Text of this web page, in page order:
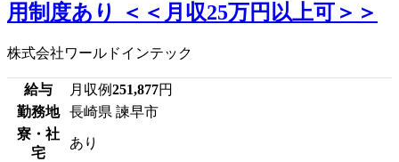
用制度あり ＜＜月収25万円以上可＞＞
株式会社ワールドインテック
給与 月収例251,877円
勤務地
長崎県 諫早市
寮・社
宅
あり